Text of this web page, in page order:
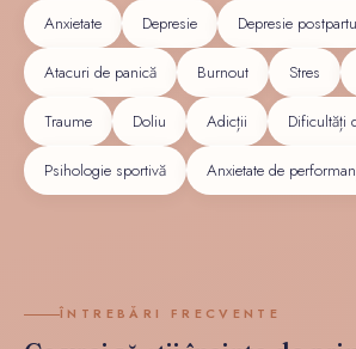
Anxietate Depresie Depresie
Atacuri de panică Burnout Stres
Traume Doliu Adicții Dificultăți
Psihologie sportivă Anxietate de
ÎNTREBĂRI FRECVENTE